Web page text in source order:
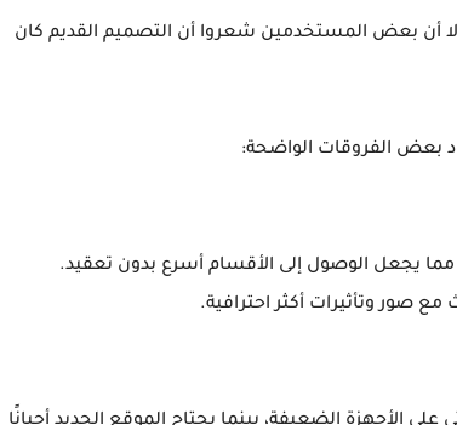
إلا أن بعض المستخدمين شعروا أن التصميم القديم كان
بعض الفروقات الواضحة:
يجعل الوصول إلى الأقسام أسرع بدون تعقيد.
صور وتأثيرات أكثر احترافية.
الأجهزة الضعيفة، بينما يحتاج الموقع الجديد أحيانًا